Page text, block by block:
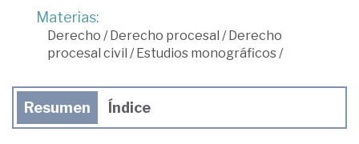
Materias:
Derecho /Derecho procesal /Derecho
procesal civil /Estudios monográficos /
Resumen Índice